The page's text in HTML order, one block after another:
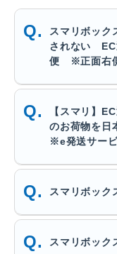
スマリボック
されない EC
便 ※正面右
【スマリ】
のお荷物を日
※e発送サー
スマリボック
スマリボック